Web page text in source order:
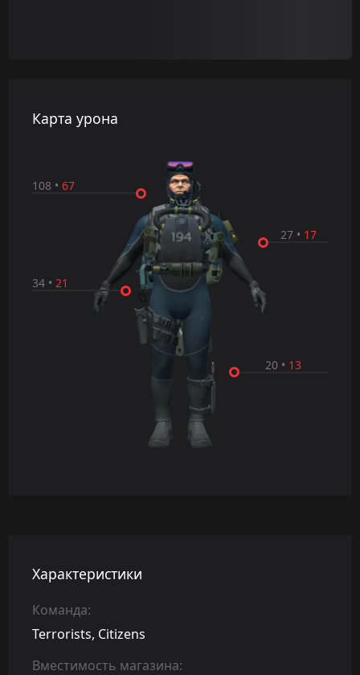
Карта урона
20 • 13
34 • 21
27• 17
108 • 67
Характеристики
Команда:
Terrorists, Citizens
Вместимость магазина: